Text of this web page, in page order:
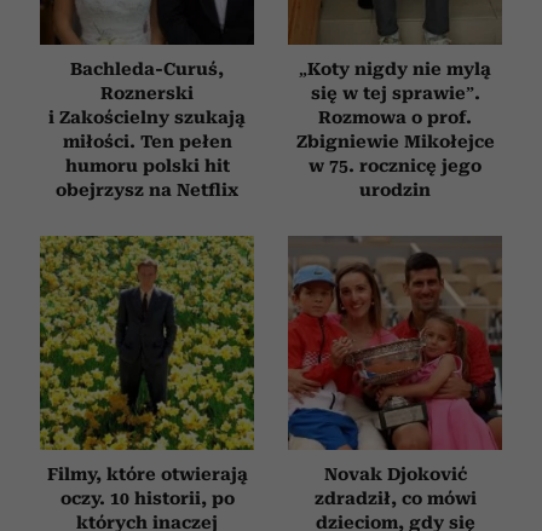
Bachleda-Curuś,
Roznerski
i Zakościelny szukają
miłości. Ten pełen
humoru polski hit
obejrzysz na Netflix
„Koty nigdy nie mylą
się w tej sprawie”.
Rozmowa o prof.
Zbigniewie Mikołejce
w 75. rocznicę jego
urodzin
Filmy, które otwierają
oczy. 10 historii, po
których inaczej
Novak Djoković
zdradził, co mówi
dzieciom, gdy się